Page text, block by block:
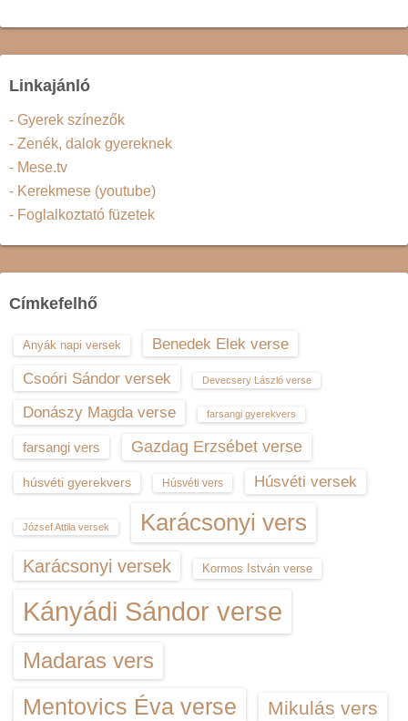
Linkajánló
- Gyerek színezők
- Zenék, dalok gyereknek
- Mese.tv
- Kerekmese (youtube)
- Foglalkoztató füzetek
Címkefelhő
Anyák napi versek
Benedek Elek verse
Csoóri Sándor versek
Devecsery László verse
Donászy Magda verse farsangi gyerekvers
farsangi vers Gazdag Erzsébet verse
húsvéti gyerekvers Húsvéti vers Húsvéti versek
József Attila versek Karácsonyi vers
Karácsonyi versek Kormos István verse
Kányádi Sándor verse
Madaras vers
Mentovics Éva verse Mikulás vers